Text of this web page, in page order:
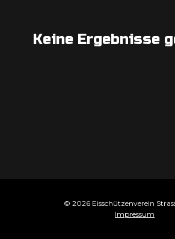
Keine Ergebnisse
© 2026 Eisschützenverein
Impressum